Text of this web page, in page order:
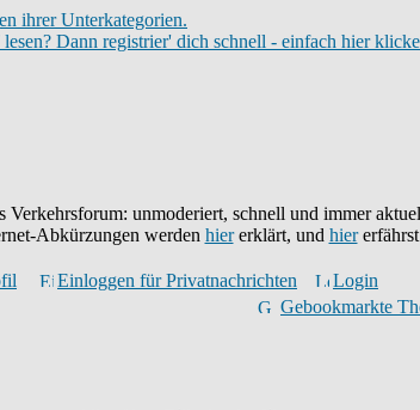
ihrer Unterkategorien.
lesen? Dann registrier' dich schnell - einfach hier
Verkehrsforum: unmoderiert, schnell und immer
Abkürzungen werden hiererklärt, und hier
Einloggen für Privatnachrichten
Login
Gebookmarkte